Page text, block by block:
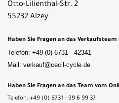
Otto-Lilienthal-Str. 2
55232 Alzey
Haben Sie Fragen an das Verkaufsteam
Telefon: +49 (0) 6731 - 42341
Mail: verkauf@cecil-cycle.de
Haben Sie Fragen an das Team vom
Telefon: +49 (0) 6731 - 99 6 99 37